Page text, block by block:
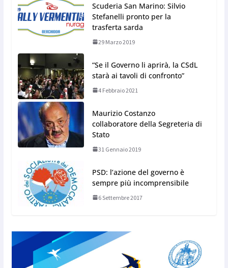
Scuderia San Marino: Silvio
Stefanelli pronto per la
trasferta sarda
29 Marzo 2019
“Se il Governo li aprirà, la CSdL
starà ai tavoli di confronto”
4 Febbraio 2021
Maurizio Costanzo
collaboratore della Segreteria di
Stato
31 Gennaio 2019
PSD: l’azione del governo è
sempre più incomprensibile
6 Settembre 2017